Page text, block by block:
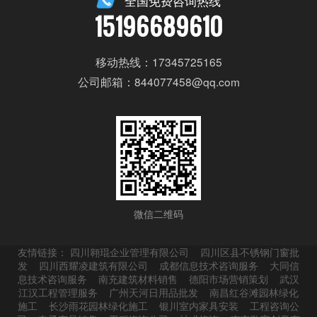
15196689610
移动热线：17345725165
公司邮箱：844077458@qq.com
微信二维码
友情链接： 四川翱琨企业管理有限公司
四川区县不锈钢门窗批
发
四川西耀凌建筑有限公司 成都信息技术咨询服务
大同信
息技术咨询服务
南充建筑材料销售 德阳市场营销策划
武汉
江汉工程管理服务
广州天河日用品批发
南昌红谷滩园林绿化
施工
长沙雨花园林绿化施工 银川室内家具安装
工程咨询公